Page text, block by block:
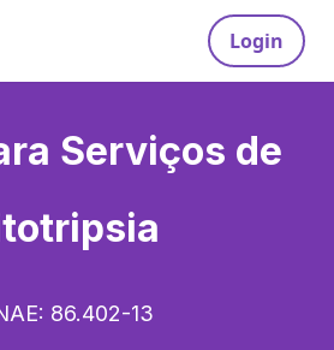
Login
Serviços de
86.402-13